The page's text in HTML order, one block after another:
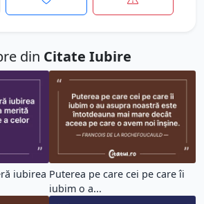
din Citate Iubire
iubirea Puterea pe care cei pe care îi
iubim o a...